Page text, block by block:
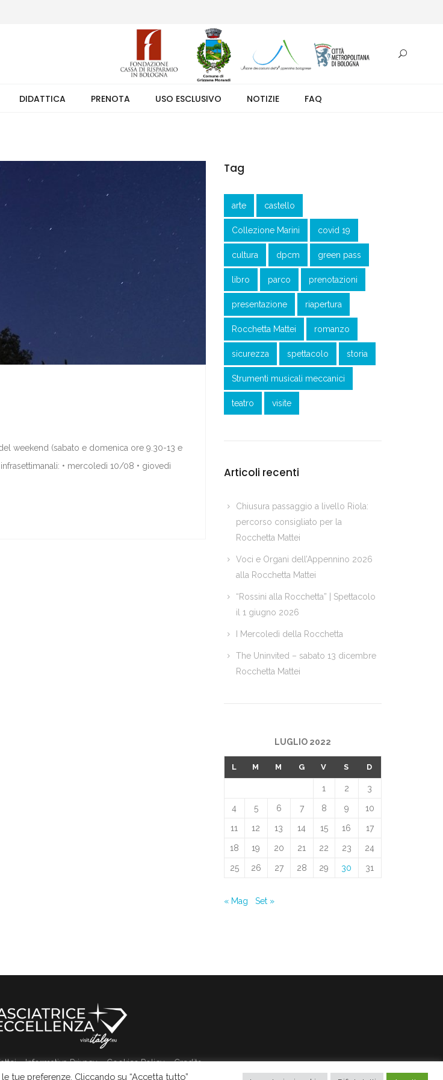
orario 9.00-17.30). Ingresso solo su prenotazione.
DIDATTICA PRENOTA USO ESCLUSIVO NOTIZIE
FAQ
weekend (sabato e domenica ore 9.30-13 e
• mercoledì 10/08 • giovedì
Tag
arte castello
Collezione Marini covid 19
cultura dpcm green pass
libro parco prenotazioni
presentazione riapertura
Rocchetta Mattei romanzo
sicurezza spettacolo storia
Strumenti musicali meccanici
teatro visite
Articoli recenti
Chiusura passaggio a livello Riola:
percorso consigliato per la
Rocchetta Mattei
Voci e Organi dell’Appennino 2026
alla Rocchetta Mattei
“Rossini alla Rocchetta” | Spettacolo
il 1 giugno 2026
I Mercoledì della Rocchetta
The Uninvited – sabato 13 dicembre
Rocchetta Mattei
LUGLIO 2022
L M M G V S D
1 2 3
4 5 6 7 8 9 10
11 12 13 14 15 16 17
18 19 20 21 22 23 24
25 26 27 28 29 30 31
« Mag Set »
Informativa Privacy Cookies Policy Credits
tue preferenze. Cliccando su “Accetta tutto”